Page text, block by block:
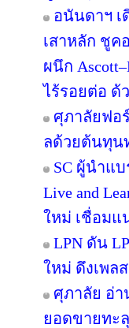
อนันดาฯ เ
เสาหลัก ชูค
ผนึก
ไร้รอยต่อ ด้
ศุภาลัยฟอ
ลด้วยต้นทุน
SC ผู้นำแ
Live and
ใหม่ เชื่อมแ
LPN ดัน
ใหม่ ดึงเพล
ศุภาลัย อ่า
ยอดขายทะ